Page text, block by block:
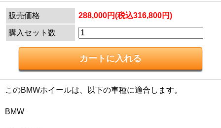
販売価格 288,000円(税込316,800円)
購入セット数
このBMWホイールは、以下の車種に適合します。
BMW